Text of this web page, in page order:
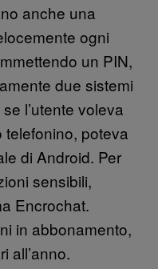
anche una
ogni
un PIN,
due sistemi
l’utente voleva
poteva
di Android. Per
sensibili,
Encrochat.
in abbonamento,
all’anno.